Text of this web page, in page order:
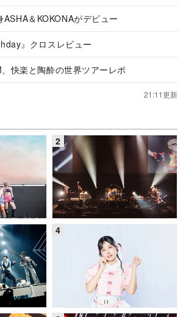
ASHA＆KOKONAがデビュー
』クロスレビュー
快楽と陶酔の世界ツアーレポ
21:11更新